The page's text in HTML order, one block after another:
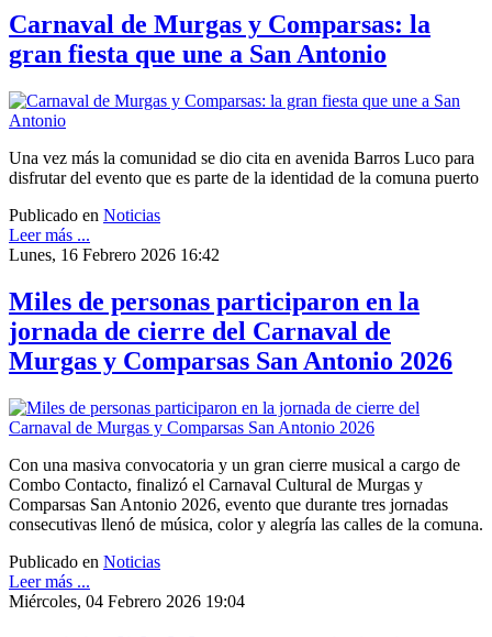
Carnaval de Murgas y Comparsas: la
gran fiesta que une a San Antonio
Una vez más la comunidad se dio cita en avenida Barros Luco para
disfrutar del evento que es parte de la identidad de la comuna puerto
Publicado en Noticias
Leer más ...
Lunes, 16 Febrero 2026 16:42
Miles de personas participaron en la
jornada de cierre del Carnaval de
Murgas y Comparsas San Antonio 2026
Con una masiva convocatoria y un gran cierre musical a cargo de
Combo Contacto, finalizó el Carnaval Cultural de Murgas y
Comparsas San Antonio 2026, evento que durante tres jornadas
consecutivas llenó de música, color y alegría las calles de la comuna.
Publicado en Noticias
Leer más ...
Miércoles, 04 Febrero 2026 19:04